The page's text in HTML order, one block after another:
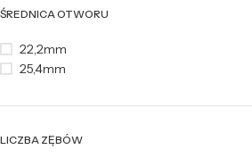
ŚREDNICA OTWORU
22,2mm
25,4mm
LICZBA ZĘBÓW